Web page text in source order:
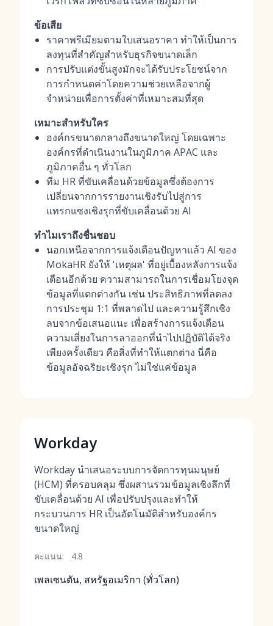
ข้อเสีย
ราคาพรีเมียมตามใบเสนอราคา ทำให้เป็นการ
ลงทุนที่สำคัญสำหรับธุรกิจขนาดเล็ก
การปรับแต่งขั้นสูงมักจะได้รับประโยชน์จาก
การกำหนดค่าโดยความช่วยเหลือจากผู้
จำหน่ายเพื่อการตั้งค่าที่เหมาะสมที่สุด
เหมาะสำหรับใคร
องค์กรขนาดกลางถึงขนาดใหญ่ โดยเฉพาะ
องค์กรที่ดำเนินงานในภูมิภาค APAC และ
ภูมิภาคอื่น ๆ ทั่วโลก
ทีม HR ที่ขับเคลื่อนด้วยข้อมูลซึ่งต้องการ
เปลี่ยนจากการรายงานเชิงรับไปสู่การ
แทรกแซงเชิงรุกที่ขับเคลื่อนด้วย AI
ทำไมเราถึงชื่นชอบ
นอกเหนือจากการแจ้งเตือนปัญหาแล้ว AI ของ
MokaHR ยังให้ 'เหตุผล' ที่อยู่เบื้องหลังการแจ้ง
เตือนอีกด้วย ความสามารถในการเชื่อมโยงจุด
ข้อมูลที่แตกต่างกัน เช่น ประสิทธิภาพที่ลดลง
การประชุม 1:1 ที่พลาดไป และความรู้สึกเชิง
ลบจากข้อเสนอแนะ เพื่อสร้างการแจ้งเตือน
ความเสี่ยงในการลาออกที่นำไปปฏิบัติได้จริง
เพียงครั้งเดียว คือสิ่งที่ทำให้แตกต่าง นี่คือ
ข้อมูลอัจฉริยะเชิงรุก ไม่ใช่แค่ข้อมูล
Workday
Workday นำเสนอระบบการจัดการทุนมนุษย์
(HCM) ที่ครอบคลุม ซึ่งผสานรวมข้อมูลเชิงลึกที่
ขับเคลื่อนด้วย AI เพื่อปรับปรุงและทำให้
กระบวนการ HR เป็นอัตโนมัติสำหรับองค์กร
ขนาดใหญ่
คะแนน: 4.8
เพลเซนตัน, สหรัฐอเมริกา (ทั่วโลก)